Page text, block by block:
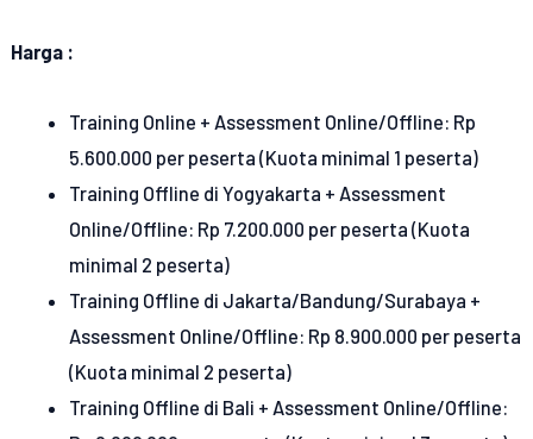
Harga :
Training Online + Assessment Online/Offline: Rp
5.600.000 per peserta (Kuota minimal 1 peserta)
Training Offline di Yogyakarta + Assessment
Online/Offline: Rp 7.200.000 per peserta (Kuota
minimal 2 peserta)
Training Offline di Jakarta/Bandung/Surabaya +
Assessment Online/Offline: Rp 8.900.000 per peserta
(Kuota minimal 2 peserta)
Training Offline di Bali + Assessment Online/Offline: